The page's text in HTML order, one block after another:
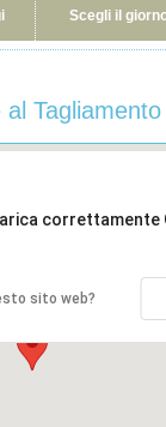
Scegli il
Tagliamento
correttamente
sito web?